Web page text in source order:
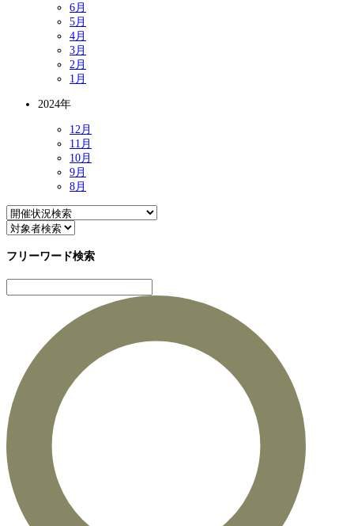
6月
5月
4月
3月
2月
1月
2024年
12月
11月
10月
9月
8月
フリーワード検索